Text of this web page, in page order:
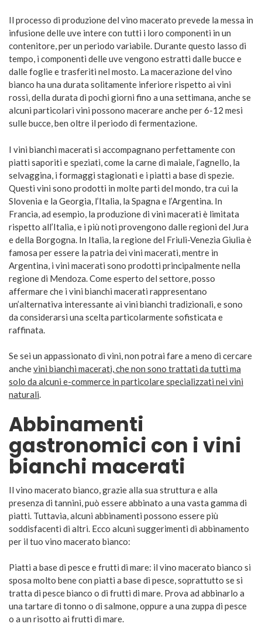
Il processo di produzione del vino macerato prevede la messa in
infusione delle uve intere con tutti i loro componenti in un
contenitore, per un periodo variabile. Durante questo lasso di
tempo, i componenti delle uve vengono estratti dalle bucce e
dalle foglie e trasferiti nel mosto. La macerazione del vino
bianco ha una durata solitamente inferiore rispetto ai vini
rossi, della durata di pochi giorni fino a una settimana, anche se
alcuni particolari vini possono macerare anche per 6-12 mesi
sulle bucce, ben oltre il periodo di fermentazione.
I vini bianchi macerati si accompagnano perfettamente con
piatti saporiti e speziati, come la carne di maiale, l’agnello, la
selvaggina, i formaggi stagionati e i piatti a base di spezie.
Questi vini sono prodotti in molte parti del mondo, tra cui la
Slovenia e la Georgia, l’Italia, la Spagna e l’Argentina. In
Francia, ad esempio, la produzione di vini macerati è limitata
rispetto all’Italia, e i più noti provengono dalle regioni del Jura
e della Borgogna. In Italia, la regione del Friuli-Venezia Giulia è
famosa per essere la patria dei vini macerati, mentre in
Argentina, i vini macerati sono prodotti principalmente nella
regione di Mendoza. Come esperto del settore, posso
affermare che i vini bianchi macerati rappresentano
un’alternativa interessante ai vini bianchi tradizionali, e sono
da considerarsi una scelta particolarmente sofisticata e
raffinata.
Se sei un appassionato di vini, non potrai fare a meno di cercare
anchevini bianchi macerati, che non sono trattati da tutti ma
solo da alcuni e-commerce in particolare specializzati nei vini
naturali.
Abbinamenti
gastronomici con i vini
bianchi macerati
Il vino macerato bianco, grazie alla sua struttura e alla
presenza di tannini, può essere abbinato a una vasta gamma di
piatti. Tuttavia, alcuni abbinamenti possono essere più
soddisfacenti di altri. Ecco alcuni suggerimenti di abbinamento
per il tuo vino macerato bianco:
Piatti a base di pesce e frutti di mare: il vino macerato bianco si
sposa molto bene con piatti a base di pesce, soprattutto se si
tratta di pesce bianco o di frutti di mare. Prova ad abbinarlo a
una tartare di tonno o di salmone, oppure a una zuppa di pesce
o a un risotto ai frutti di mare.